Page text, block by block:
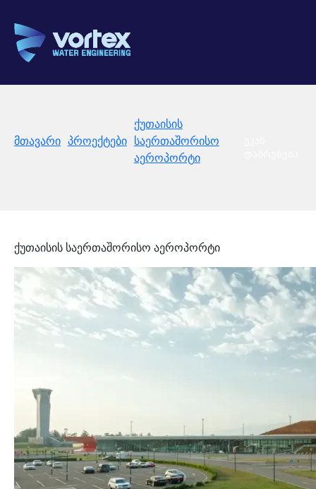
მთავარი პროექტები
ქუთაისის
საერთაშორისო
აეროპორტი
ქუთაისის საერთაშორისო აეროპორტი